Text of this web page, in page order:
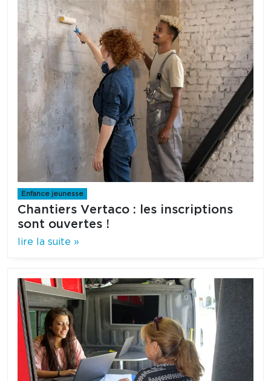
Enfance jeunesse
Chantiers Vertaco : les inscriptions
sont ouvertes !
lire la suite »